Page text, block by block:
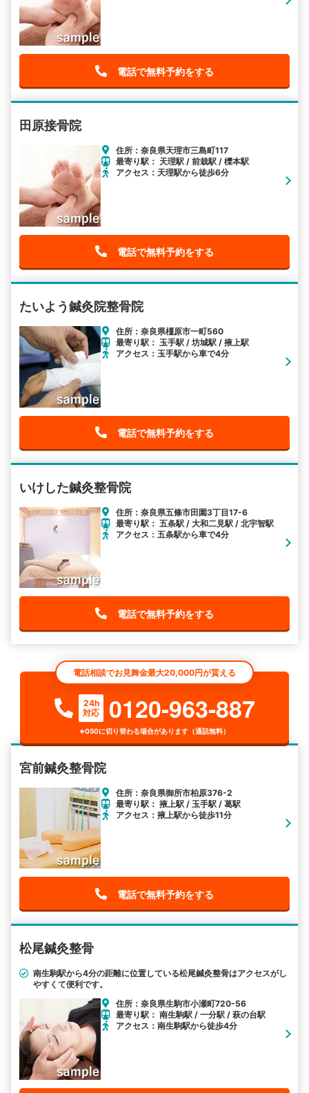
電話で無料予約をする
田原接骨院
住所：奈良県天理市三島町117
最寄り駅： 天理駅 / 前栽駅 / 櫟本駅
アクセス：天理駅から徒歩6分
電話で無料予約をする
たいよう鍼灸院整骨院
住所：奈良県橿原市一町560
最寄り駅： 玉手駅 / 坊城駅 / 掖上駅
アクセス：玉手駅から車で4分
電話で無料予約をする
いけした鍼灸整骨院
住所：奈良県五條市田園3丁目17-6
最寄り駅： 五条駅 / 大和二見駅 / 北宇智駅
アクセス：五条駅から車で4分
電話で無料予約をする
電話相談でお見舞金最大20,000円が貰える
24h
対応
0120-963-887
※050に切り替わる場合があります（通話無料）
宮前鍼灸整骨院
住所：奈良県御所市柏原376-2
最寄り駅： 掖上駅 / 玉手駅 / 葛駅
アクセス：掖上駅から徒歩11分
電話で無料予約をする
松尾鍼灸整骨
南生駒駅から4分の距離に位置している松尾鍼灸整骨はアクセスがし
やすくて便利です。
住所：奈良県生駒市小瀬町720-56
最寄り駅： 南生駒駅 / 一分駅 / 萩の台駅
アクセス：南生駒駅から徒歩4分